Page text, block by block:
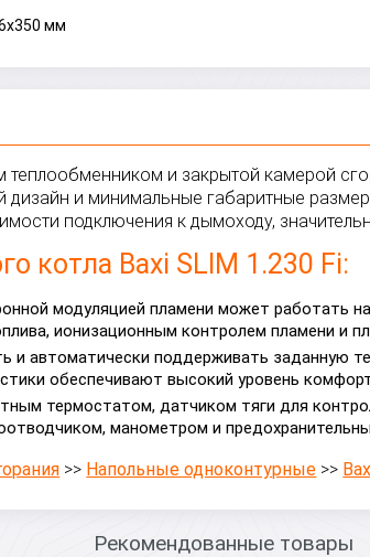
мм
и закрытой камерой
и минимальные габаритные
подключения к дымоходу,
котла Baxi SLIM 1.230 Fi:
модуляцией пламени может работать
ионизационным контролем пламени и
и автоматически поддерживать заданную
обеспечивают высокий уровень
термостатом, датчиком тяги для
манометром и
>> Напольные одноконтурные >>
Рекомендованные товары